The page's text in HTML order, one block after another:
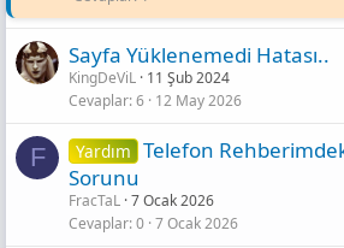
Sayfa Yüklenemedi Hatası..
KingDeViL 11 Şub 2024
Cevaplar 6 12 May 2026
F Yardım Telefon
Sorunu
FracTaL 7 Ocak 2026
Cevaplar 0 7 Ocak 2026